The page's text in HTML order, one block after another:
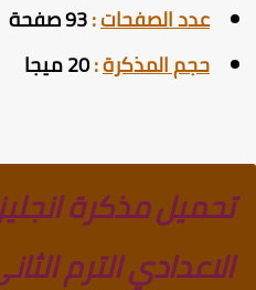
عدد الصفحات:93 صفحة
حجم المذكرة:20 ميجا
تحميل مذكرة
الاعدادي الترم الثاني 2025